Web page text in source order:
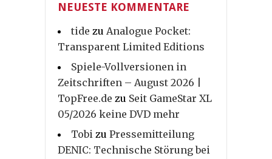
NEUESTE KOMMENTARE
tide zu Analogue Pocket:
Transparent Limited Editions
Spiele-Vollversionen in
Zeitschriften – August 2026 |
TopFree.de zu Seit GameStar XL
05/2026 keine DVD mehr
Tobi zu Pressemitteilung
DENIC: Technische Störung bei